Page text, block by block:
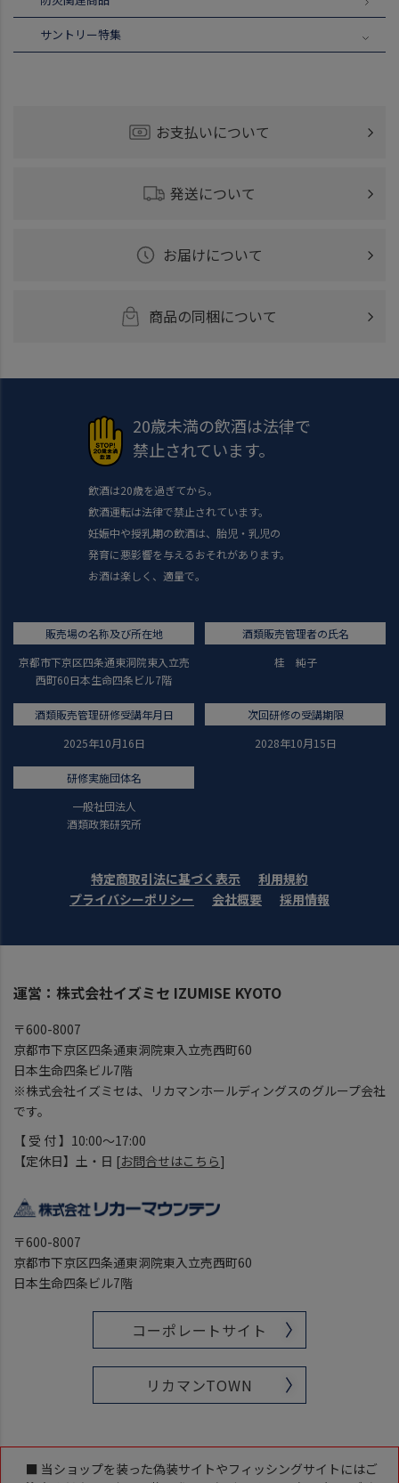
サントリー特集
お支払いについて
発送について
お届けについて
商品の同梱について
20歳未満の飲酒は法律で
禁止されています。
飲酒は20歳を過ぎてから。
飲酒運転は法律で禁止されています。
妊娠中や授乳期の飲酒は、胎児・乳児の
発育に悪影響を与えるおそれがあります。
お酒は楽しく、適量で。
販売場の名称及び所在地
京都市下京区四条通東洞院東入立売
西町60日本生命四条ビル7階
酒類販売管理者の氏名
桂 純子
酒類販売管理研修受講年月日
2025年10月16日
次回研修の受講期限
2028年10月15日
研修実施団体名
一般社団法人
酒類政策研究所
特定商取引法に基づく表示
利用規約
プライバシーポリシー
会社概要 採用情報
運営：株式会社イズミセ IZUMISE KYOTO
〒600-8007
京都市下京区四条通東洞院東入立売西町60
日本生命四条ビル7階
※株式会社イズミセは、リカマンホールディングスのグループ会社
です。
【 受 付 】10:00～17:00
【定休日】土・日 [お問合せはこちら]
〒600-8007
京都市下京区四条通東洞院東入立売西町60
日本生命四条ビル7階
コーポレートサイト
リカマンTOWN
■ 当ショップを装った偽装サイトやフィッシングサイトにはご